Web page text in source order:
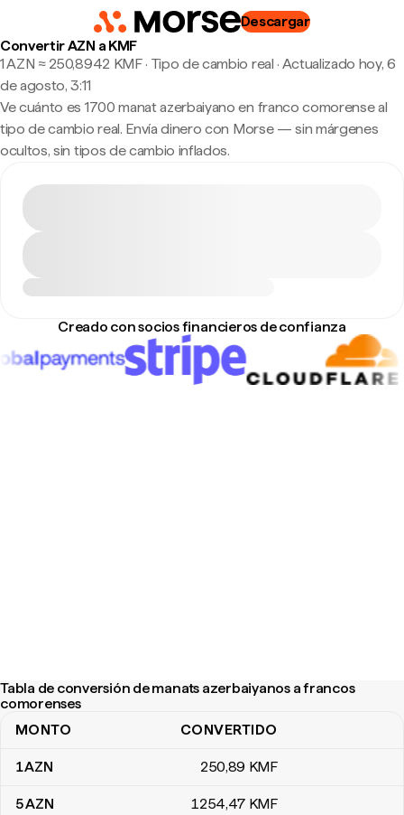
Descargar
Convertir AZN a KMF
1 AZN ≈ 250,8942 KMF · Tipo de cambio real · Actualizado hoy, 6
de agosto, 3:11
Ve cuánto es 1700 manat azerbaiyano en franco comorense al
tipo de cambio real. Envía dinero con Morse — sin márgenes
ocultos, sin tipos de cambio inflados.
Creado con socios financieros de confianza
Tabla de conversión de manats azerbaiyanos a francos
comorenses
Tabla de conversión de manats azerbaiyanos a francos
MONTO CONVERTIDO
1AZN 250,89 KMF
5AZN 1254,47 KMF